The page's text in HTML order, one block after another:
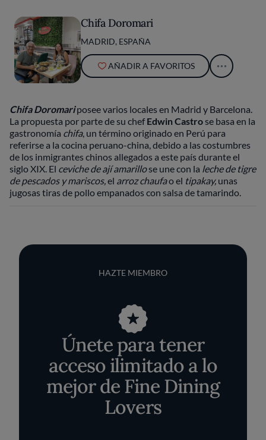
Chifa Doromari
MADRID, ESPAÑA
AÑADIR A FAVORITOS
Chifa Doromariposee varios locales en Madrid y Barcelona.
La propuesta por parte de su chefEdwin Castrose basa en la
gastronomía chifa, un término originado en Perú para
referirse a la cocina peruano-china, debido a las costumbres
de los inmigrantes chinos allegados a este país durante el
siglo XIX. El ceviche de ají amarillose une con la leche de tigre
de pescados y mariscos,el arroz chaufao el tipakay, unas
jugosas tiras de pollo empanados con salsa de tamarindo.
HAZTE MIEMBRO
Únete para tener
acceso ilimitado a lo
mejor de Fine Dining
Lovers